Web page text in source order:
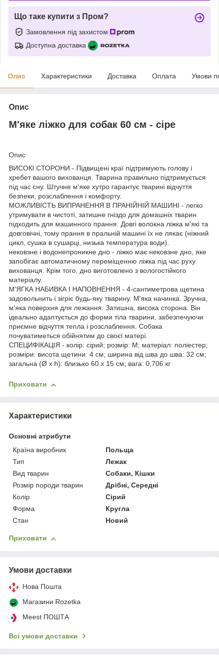
Що таке купити з Пром?
Замовлення під захистом
Доступна доставка
Опис Характеристики Доставка Оплата Умови
Опис
М'яке ліжко для собак 60 см - сіре
Опис
ВИСОКІ СТОРОНИ - Підвищені краї підтримують голову і
хребет вашого вихованця. Тварина правильно підтримується
під час сну. Штучне м'яке хутро гарантує тварині відчуття
безпеки, розслаблення і комфорту.
МОЖЛИВІСТЬ ВИПРАНЕННЯ В ПРАНІЙНІЙ МАШИНІ - легко
утримувати в чистоті, затишне гніздо для домашніх тварин
підходить для машинного прання. Довгі волокна ліжка м'які та
довговічні, тому прання в пральній машині їх не лякає (ніжний
цикл, сушка в сушарці, низька температура води).
нековзне і водонепроникне дно - ліжко має нековзне дно, яке
запобігає автоматичному переміщенню ліжка під час руху
вихованця. Крім того, дно виготовлено з вологостійкого
матеріалу.
М'ЯГКА НАБИВКА І НАПОВНЕННЯ - 4-сантиметрова щетина
задовольнить і зігріє будь-яку тварину. М'яка начинка. Зручна,
м'яка поверхня для лежання. Затишна, висока сторона. Він
ідеально адаптується до форми тіла тварини, забезпечуючи
приємне відчуття тепла і розслаблення. Собака
почуватиметься обійнятим до своєї матері.
СПЕЦИФІКАЦІЯ - колір: сірий; розмір: M; матеріал: поліестер;
розміри: висота щетини: 4 см; ширина від шва до шва: 32 см;
загальна (Ø x h): близько 60 x 15 см; вага: 0,706 кг
Приховати
Характеристики
Основні атрибути
Країна виробник
Польща
Тип
Лежак
Вид тварин
Собаки, Кішки
Розмір породи тварин
Дрібні, Середні
Колір
Сірий
Форма
Кругла
Стан
Новий
Приховати
Умови доставки
Нова Пошта
Магазини Rozetka
Meest ПОШТА
Всі умови доставки